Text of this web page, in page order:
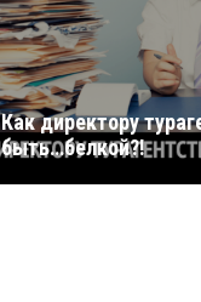
Как директору
быть…белкой?!